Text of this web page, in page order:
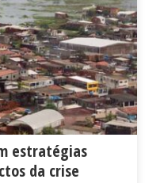
estratégias
da crise